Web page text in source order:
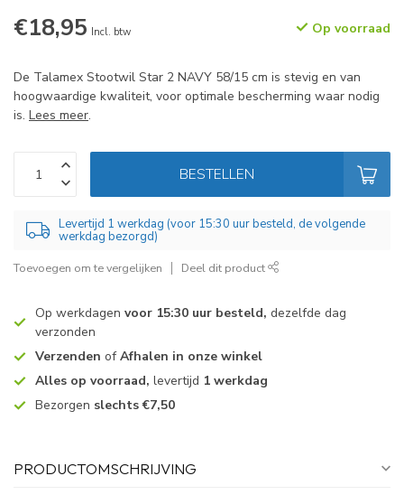
€18,95 Incl. btw Op voorraad
De Talamex Stootwil Star 2 NAVY 58/15 cm is stevig en van
hoogwaardige kwaliteit, voor optimale bescherming waar nodig
is. Lees meer.
BESTELLEN
Levertijd 1 werkdag (voor 15:30 uur besteld, de volgende
werkdag bezorgd)
Toevoegen om te vergelijken Deel dit product
Op werkdagen voor 15:30 uur besteld, dezelfde dag
verzonden
Verzenden ofAfhalen in onze winkel
Alles op voorraad, levertijd 1 werkdag
Bezorgen slechts €7,50
PRODUCTOMSCHRIJVING